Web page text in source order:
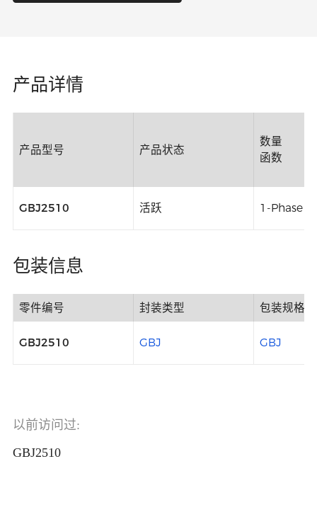
产品详情
产品型号 产品状态
数量
函数
GBJ2510 活跃 1-Phase
包装信息
零件编号 封装类型 包装规格
GBJ2510 GBJ GBJ
以前访问过:
GBJ2510